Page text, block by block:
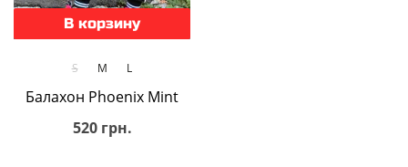
В корзину
S M L
Балахон Phoenix Mint
520 грн.